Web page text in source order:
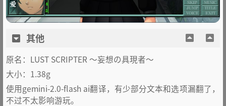
其他
原名：LUST SCRIPTER ～妄想の具現者～
大小：1.38g
使用gemini-2.0-flash ai翻译，有少部分文本和选项漏翻了，
不过不太影响游玩。